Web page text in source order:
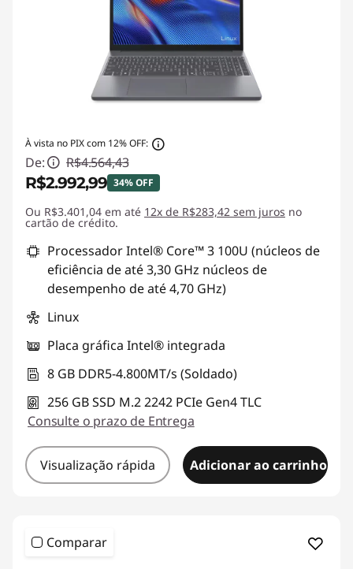
À vista no PIX com 12% OFF:
De: R$4.564,43
R$2.992,99 34% OFF
Economias instantâneas :-R$1.571,44
Ou R$3.401,04 em até 12x de R$283,42 sem juros no
cartão de crédito.
Processador Intel® Core™ 3 100U (núcleos de
eficiência de até 3,30 GHz núcleos de
desempenho de até 4,70 GHz)
Linux
Placa gráfica Intel® integrada
8 GB DDR5-4.800MT/s (Soldado)
256 GB SSD M.2 2242 PCIe Gen4 TLC
Consulte o prazo de Entrega
Visualização rápida Adicionar ao carrinho
Comparar